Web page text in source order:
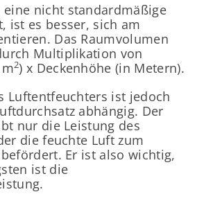
eine nicht standardmäßige
ist es besser, sich am
Das Raumvolumen
Multiplikation von
2) x Deckenhöhe (in Metern).
Luftentfeuchters ist jedoch
abhängig. Der
nur die Leistung des
die feuchte Luft zum
Er ist also wichtig,
ist die